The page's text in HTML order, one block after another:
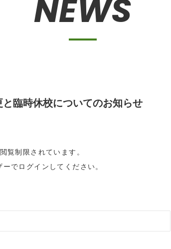
NEWS
臨時休校についてのお知らせ
覧制限されています。
でログインしてください。